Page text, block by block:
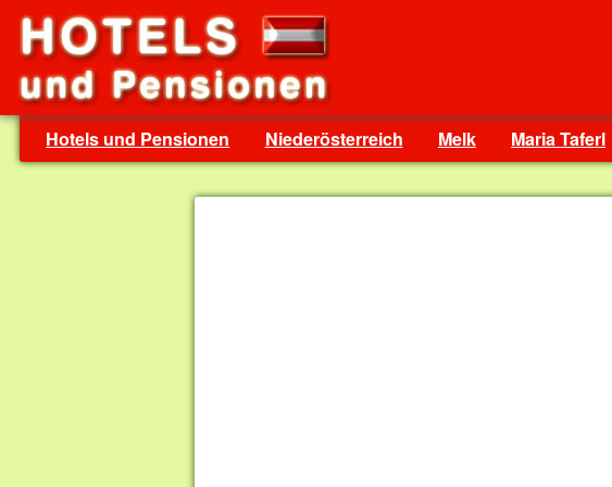
Hotels und Pensionen Niederösterreich Melk Maria Taferl